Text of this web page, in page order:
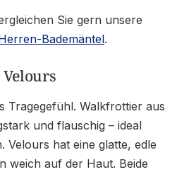
Sie gern unsere
Bademäntel.
Tragegefühl. Walkfrottier aus
und flauschig – ideal
Velours hat eine glatte, edle
weich auf der Haut. Beide